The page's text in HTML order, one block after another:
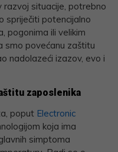
razvoj situacije, potrebno
spriječiti potencijalno
pogonima ili velikim
smo povećanu zaštitu
nadolazeći izazov, evo i
zaposlenika
poput Electronic
koja ima
simptoma